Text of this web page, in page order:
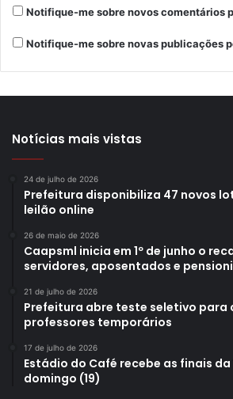
A programação artística do 46º FIML
os limites de Londrina. No dia 18 de
um concerto gratuito em
de circulação cultural do festival para
concerto para novos públicos.
Gostei 1
Etiquetas 46º FIML festival de música
Programa Municipal de Incentivo à Cultura
Secretaria de Cultura
Notifique-me sobre novos comentários
Notifique-me sobre novas publicações
Notícias mais vistas
24 de julho de 2026
Prefeitura disponibiliza 47 novos
leilão online
26 de maio de 2026
Caapsml inicia em 1º de junho o
servidores, aposentados e
21 de julho de 2026
Prefeitura abre teste seletivo
professores temporários
17 de julho de 2026
Estádio do Café recebe as finais da
domingo (19)